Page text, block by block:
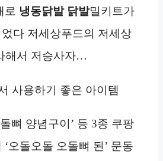
로 냉동닭발 닭발밀키트가
다 저세상푸드의 저세상
해서 저승사자…
사용하기 좋은 아이템
뼈 양념구이’ 등 3종 쿠팡
‘오돌오돌 오돌뼈 된’ 문동